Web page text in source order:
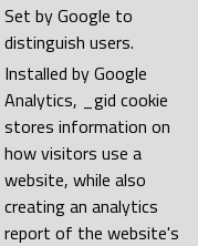
Set by Google to
distinguish users.
Installed by Google
Analytics, _gid cookie
stores information on
how visitors use a
website, while also
creating an analytics
report of the website's